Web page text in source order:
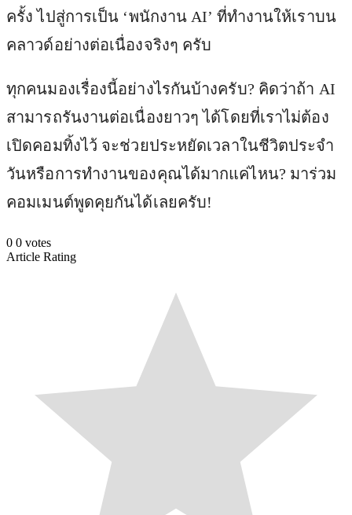
ครั้ง ไปสู่การเป็น ‘พนักงาน AI’ ที่ทำงานให้เราบน
คลาวด์อย่างต่อเนื่องจริงๆ ครับ
ทุกคนมองเรื่องนี้อย่างไรกันบ้างครับ? คิดว่าถ้า AI
สามารถรันงานต่อเนื่องยาวๆ ได้โดยที่เราไม่ต้อง
เปิดคอมทิ้งไว้ จะช่วยประหยัดเวลาในชีวิตประจำ
วันหรือการทำงานของคุณได้มากแค่ไหน? มาร่วม
คอมเมนต์พูดคุยกันได้เลยครับ!
0 0 votes
Article Rating